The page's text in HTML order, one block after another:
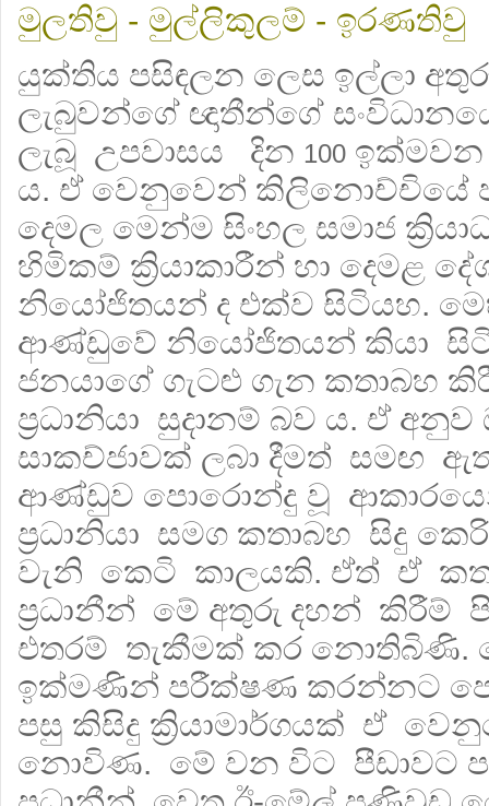
මුලතිවු - මුල්ලිකුලම් - ඉරණතිවු
යුක්තිය පසිඳලන ලෙස ඉල්ලා
ලැබුවන්ගේ ඥාතීන්ගේ
ලැබූ උපවාසය දින 100 ඉක්මවන
ය. ඒ වෙනුවෙන් කිලිනොච්චියේ
දෙමල මෙන්ම සිංහල සමාජ
හිමිකම් ක්‍රියාකාරීන් හා දෙමළ
නියෝජිතයන් ද එක්ව සිටියහ.
ආණ්ඩුවේ නියෝජිතයන් කියා
ජනයාගේ ගැටළු ගැන කතාබහ
ප්‍රධානියා සුදානම් බව ය. ඒ
සාකච්ජාවක් ලබා දීමත් සමඟ
ආණ්ඩුව පොරොන්දු වූ
ප්‍රධානියා සමග කතාබහ සිදු
වැනි කෙටි කාලයකි. ඒත් ඒ
ප්‍රධානීන් මේ අතුරු දහන් කිරීම්
එතරම් තැකීමක් කර නොතිබිණි.
ඉක්මණින් පරීක්ෂණ කරන්නට
පසු කිසිදු ක්‍රියාමාර්ගයක් ඒ
නොවිණ. මේ වන විට පීඩාවට